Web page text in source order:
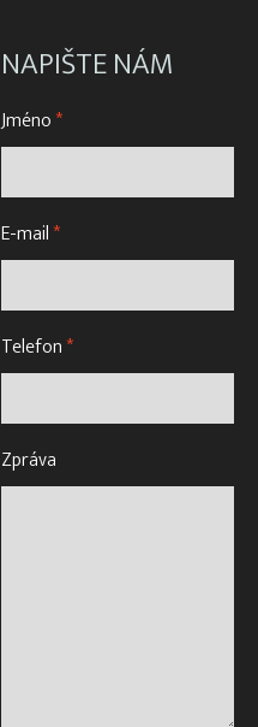
NAPIŠTE NÁM
Jméno*
E-mail*
Telefon*
Zpráva